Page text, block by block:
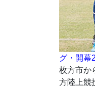
グ・開幕
枚方市か
方陸上競